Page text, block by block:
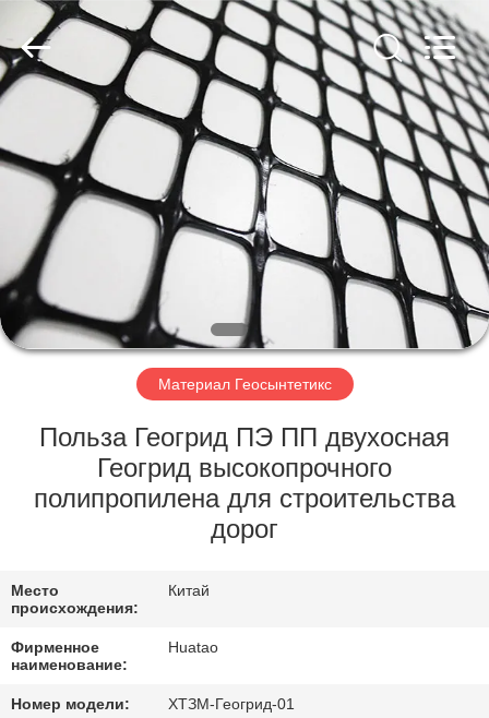
ДОМ
ПРОДУКТЫ
О
НАС
ПУТЕШЕСТВИЕ
ФАБРИКИ
ПРОВЕРКА
КАЧЕСТВА
МЫ
НОВОСТИ
All
Rights
Reserved.
Материал Геосынтетикс
Польза Геогрид ПЭ ПП двухосная
Геогрид высокопрочного
полипропилена для строительства
дорог
Место
происхождения:
Китай
Фирменное
наименование:
Huatao
Номер модели: ХТЗМ-Геогрид-01